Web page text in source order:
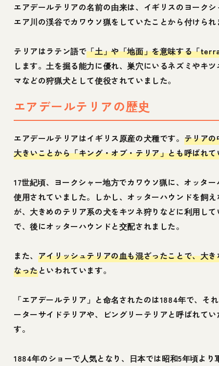
エアデールテリアの名前の由来は、イギリスのヨーク
エア川の渓谷でカワウソ猟をしていたことから付けら
テリアはラテン語で「土」や「地面」を意味する「
します。土を掘る能力に優れ、巣穴にいるネズミやキ
マなどの狩猟犬として使役されていました。
エアデールテリアの歴史
エアデールテリアはイギリス原産の犬種です。 テリア
大きいことから「キング・オブ・テリア」とも呼ばれ
17世紀頃、ヨークシャー地方でカワウソ猟に、オッタ
使用されていました。しかし、オッターハウンドを飼
が、大きめのテリア系の犬をキツネ狩りなどに利用し
で、後にオッターハウンドと交配されました。
また、 アイリッシュテリアの血も混ざったことで、大
なったといわれています。
「エアデールテリア」と命名されたのは1884年で、そ
ーターサイドテリアや、ビングリーテリアと呼ばれて
す。
1884年のショーで人気となり、日本では昭和5年頃より